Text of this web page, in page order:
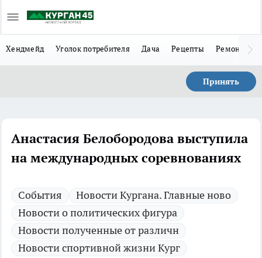
Хендмейд Уголок потребителя Дача Рецепты Ремонт
Принять
Анастасия Белобородова выступила
на международных соревнованиях
Cобытия
Новости Кургана. Главные ново
Новости о политических фигура
Новости полученные от различн
Новости спортивной жизни Кург